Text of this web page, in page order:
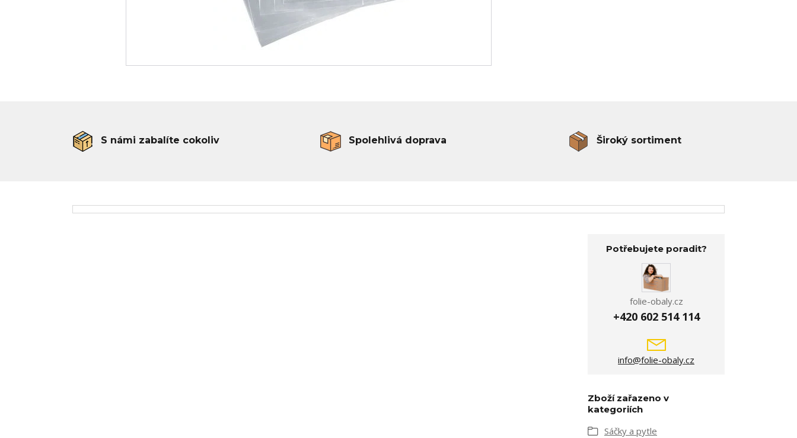
S námi zabalíte cokoliv Spolehlivá doprava Široký sortiment
Potřebujete poradit?
folie-obaly.cz
+420 602 514 114
info@folie-obaly.cz
Zboží zařazeno v
kategoriích
Sáčky a pytle